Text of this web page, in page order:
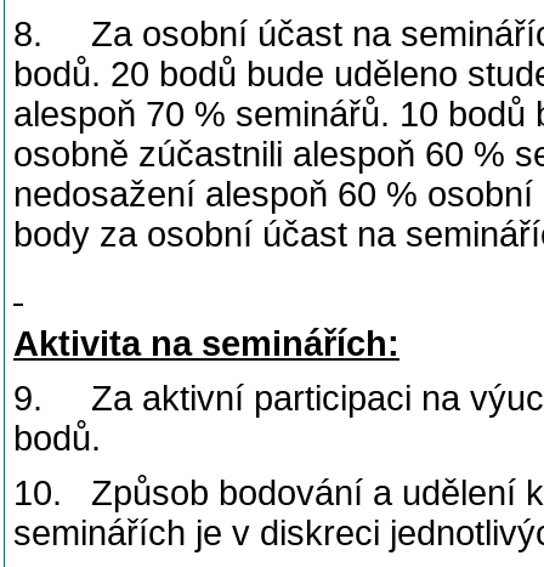
8. Za osobní účast na
bodů. 20 bodů bude uděleno
alespoň 70 % seminářů. 10
osobně zúčastnili alespoň 60 %
nedosažení alespoň 60 %
body za osobní účast na
Aktivita na seminářích:
9. Za aktivní participaci na
bodů.
10. Způsob bodování a udělení
seminářích je v diskreci